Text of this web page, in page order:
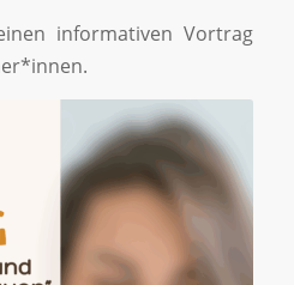
informativen Vortrag